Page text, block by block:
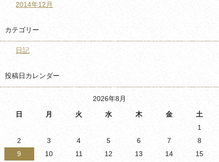
2014年12月
カテゴリー
日記
投稿日カレンダー
2026年8月
日
月 火 水 木 金
土
1
2
3 4 5 6 7
8
9
10 11 12 13 14 15